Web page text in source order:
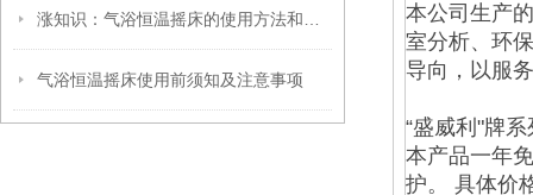
气浴恒温摇床使用前须知及注意事项
本公司生产
室分析、环
导向，以服
“盛威利"牌
本产品一年
护。 具体价